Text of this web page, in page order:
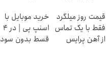
قیمت روز میلگرد
فقط با یک تماس
از آهن پرایس
خرید موبایل با
اسنپ پی | در ۴
قسط بدون سود